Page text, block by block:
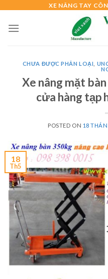
content
XE NÂNG TAY
CHƯA ĐƯỢC PHÂN LOẠI
Xe nâng mặt
cửa hàng tạp
POSTED ON 18
18
Th5